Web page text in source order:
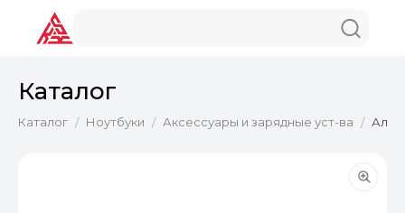
Каталог
Каталог / Ноутбуки / Аксессуары и зарядные уст-ва /